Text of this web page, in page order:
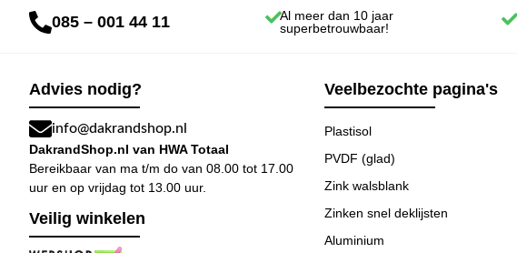
085 – 001 44 11
Al meer dan 10 jaar
superbetrouwbaar!
Advies nodig?
info@dakrandshop.nl
DakrandShop.nl van HWA Totaal
Bereikbaar van ma t/m do van 08.00 tot 17.00
uur en op vrijdag tot 13.00 uur.
Veilig winkelen
Veelbezochte pagina's
Plastisol
PVDF (glad)
Zink walsblank
Zinken snel deklijsten
Aluminium